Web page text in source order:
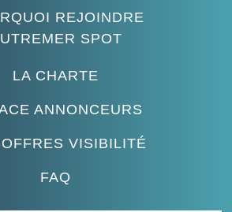
REJOINDRE
SPOT
LA CHARTE
ANNONCEURS
VISIBILITÉ
FAQ